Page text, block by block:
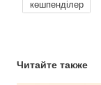
көшпенділер
Читайте также